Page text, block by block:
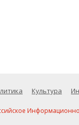
Культура